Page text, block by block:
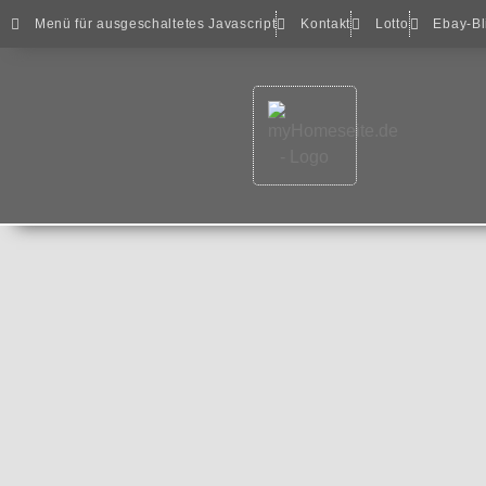
Menü für ausgeschaltetes Javascript Kontakt Lotto Ebay-